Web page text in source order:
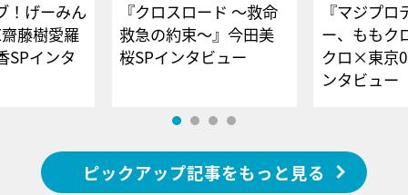
！げーみん
藤樹愛羅
SPインタ
『クロスロード ～救命
救急の約束～』今田美
桜SPインタビュー
『マジプロ
ー、ももク
クロ×東京
ンタビュー
ピックアップ記事をもっと見る